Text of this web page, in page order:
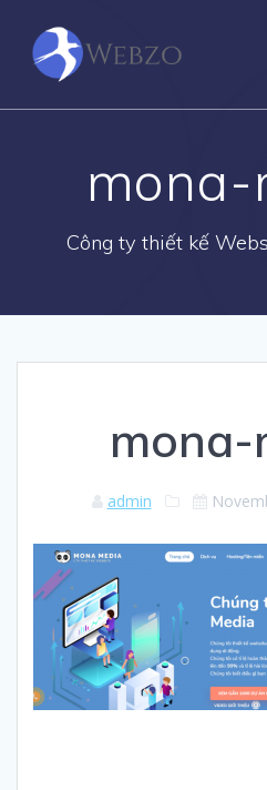
Công ty thiết kế
mona-
admin